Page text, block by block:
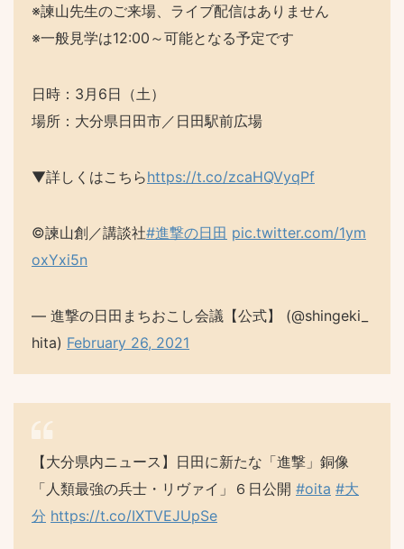
※諫山先生のご来場、ライブ配信はありません
※一般見学は12:00～可能となる予定です
日時：3月6日（土）
場所：大分県日田市／日田駅前広場
▼詳しくはこちらhttps://t.co/zcaHQVyqPf
©諫山創／講談社#進撃の日田 pic.twitter.com/1ym
oxYxi5n
— 進撃の日田まちおこし会議【公式】 (@shingeki_
hita) February 26, 2021
【大分県内ニュース】日田に新たな「進撃」銅像
「人類最強の兵士・リヴァイ」６日公開 #oita #大
分 https://t.co/IXTVEJUpSe